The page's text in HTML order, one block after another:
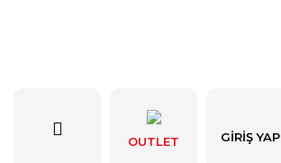
OUTLET GIRIŞ YAP